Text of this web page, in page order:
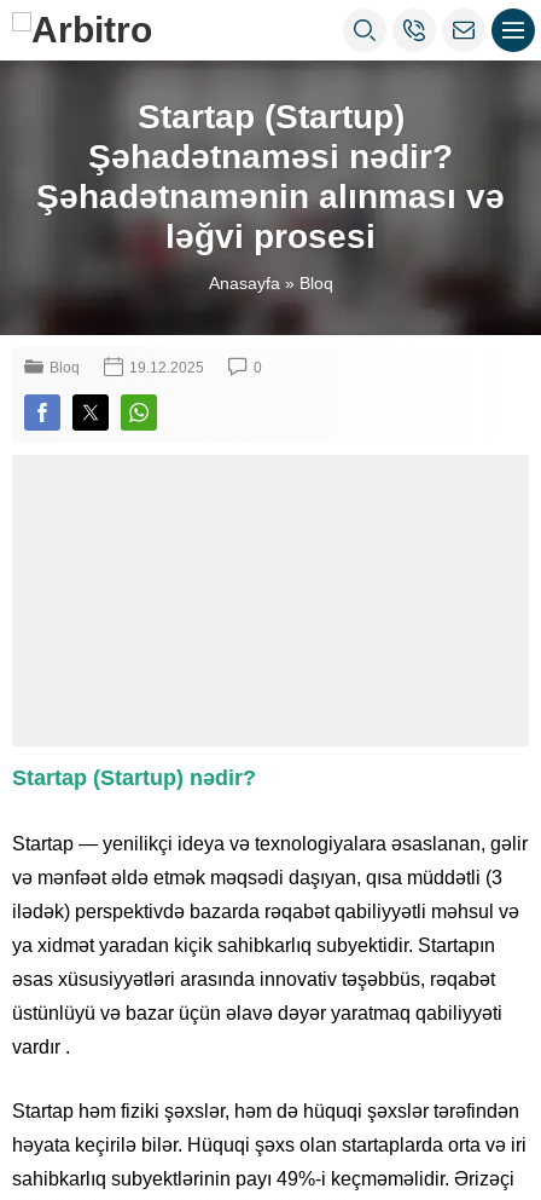
Startap (Startup)
Şəhadətnaməsi nədir?
Şəhadətnamənin alınması və
ləğvi prosesi
Anasayfa » Bloq
Bloq 19.12.2025 0
Startap (Startup) nədir?
Startap — yenilikçi ideya və texnologiyalara əsaslanan, gəlir
və mənfəət əldə etmək məqsədi daşıyan, qısa müddətli (3
ilədək) perspektivdə bazarda rəqabət qabiliyyətli məhsul və
ya xidmət yaradan kiçik sahibkarlıq subyektidir. Startapın
əsas xüsusiyyətləri arasında innovativ təşəbbüs, rəqabət
üstünlüyü və bazar üçün əlavə dəyər yaratmaq qabiliyyəti
vardır .
Startap həm fiziki şəxslər, həm də hüquqi şəxslər tərəfindən
həyata keçirilə bilər. Hüquqi şəxs olan startaplarda orta və iri
sahibkarlıq subyektlərinin payı 49%-i keçməməlidir. Ərizəçi